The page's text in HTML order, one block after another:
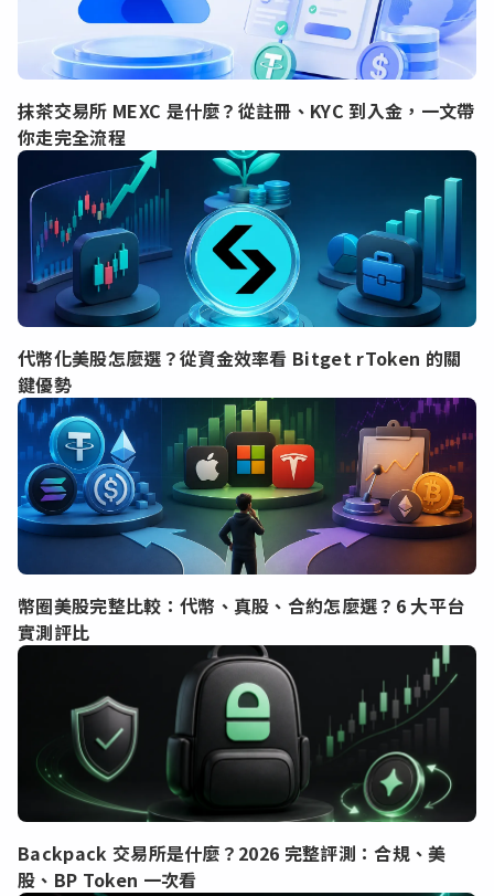
抹茶交易所 MEXC 是什麼？從註冊、KYC 到入金，一文帶
你走完全流程
代幣化美股怎麼選？從資金效率看 Bitget rToken 的關
鍵優勢
幣圈美股完整比較：代幣、真股、合約怎麼選？6 大平台
實測評比
Backpack 交易所是什麼？2026 完整評測：合規、美
股、BP Token 一次看